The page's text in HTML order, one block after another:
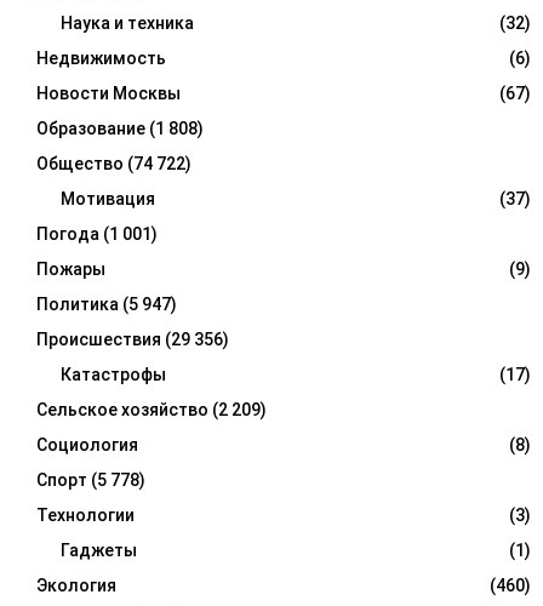
Наука и техника
(32)
Недвижимость
(6)
Новости Москвы
(67)
Образование (1 808)
Общество (74 722)
Мотивация
(37)
Погода (1 001)
Пожары
(9)
Политика (5 947)
Происшествия (29 356)
Катастрофы
(17)
Сельское хозяйство (2 209)
Социология
(8)
Спорт (5 778)
Технологии
(3)
Гаджеты
(1)
Экология
(460)